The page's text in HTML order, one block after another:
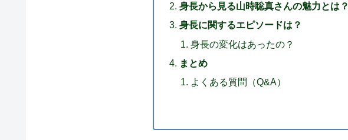
身長から見る山時聡真さんの魅力とは？
身長に関するエピソードは？
身長の変化はあったの？
まとめ
よくある質問（Q&A）